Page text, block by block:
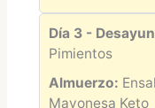
Día 3 -
Pimientos
Almuerzo:
Mayonesa Keto